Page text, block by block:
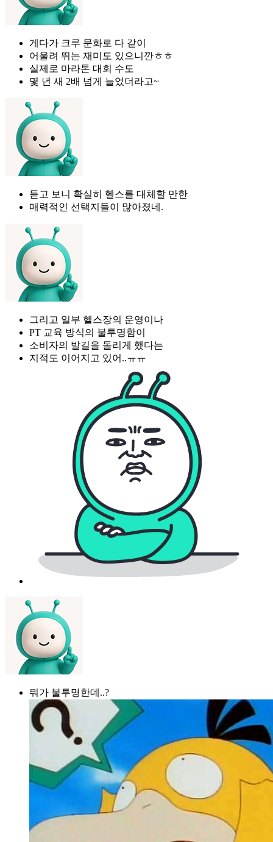
게다가 크루 문화로 다 같이
어울려 뛰는 재미도 있으니깐ㅎㅎ
실제로 마라톤 대회 수도
몇 년 새 2배 넘게 늘었더라고~
듣고 보니 확실히 헬스를 대체할 만한
매력적인 선택지들이 많아졌네.
그리고 일부 헬스장의 운영이나
PT 교육 방식의 불투명함이
소비자의 발길을 돌리게 했다는
지적도 이어지고 있어..ㅠㅠ
뭐가 불투명한데..?